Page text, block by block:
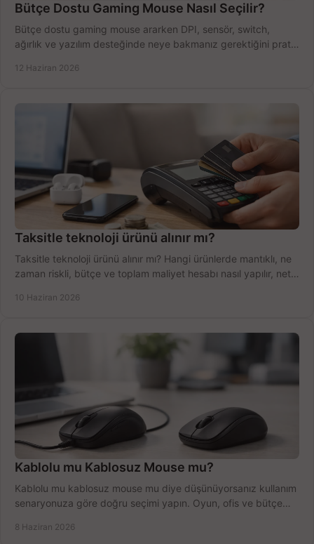
Bütçe Dostu Gaming Mouse Nasıl Seçilir?
Bütçe dostu gaming mouse ararken DPI, sensör, switch,
ağırlık ve yazılım desteğinde neye bakmanız gerektiğini pratik
12 Haziran 2026
Taksitle teknoloji ürünü alınır mı?
Taksitle teknoloji ürünü alınır mı? Hangi ürünlerde mantıklı, ne
zaman riskli, bütçe ve toplam maliyet hesabı nasıl yapılır, net
10 Haziran 2026
Kablolu mu Kablosuz Mouse mu?
Kablolu mu kablosuz mouse mu diye düşünüyorsanız kullanım
senaryonuza göre doğru seçimi yapın. Oyun, ofis ve bütçe
8 Haziran 2026